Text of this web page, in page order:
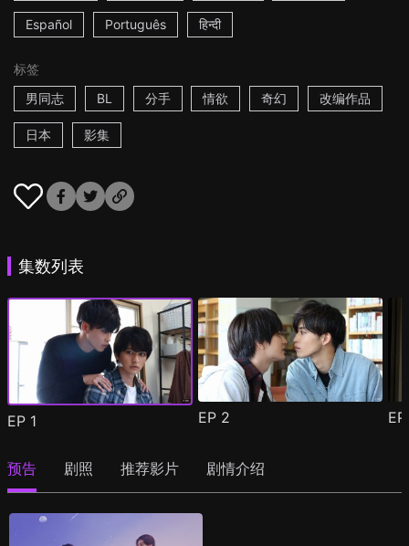
Español Português हिन्दी
标签
男同志
BL 分手 情欲 奇幻 改编作品
日本 影集
集数列表
EP 1 EP 2
预告 剧照 推荐影片 剧情介绍